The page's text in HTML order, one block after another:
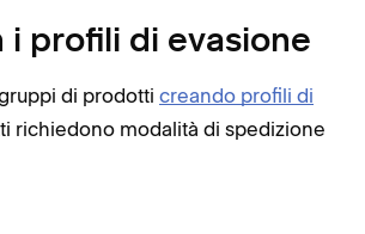
i profili di evasione
di prodotti creando profili di
richiedono modalità di spedizione